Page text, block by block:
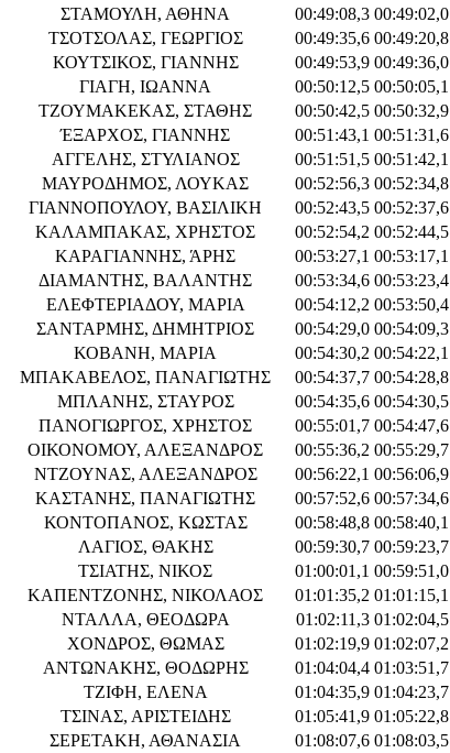
ΣΤΑΜΟΥΛΗ, ΑΘΗΝΑ 00:49:08,3 00:49:02,0
ΤΣΟΤΣΟΛΑΣ, ΓΕΩΡΓΙΟΣ 00:49:35,6 00:49:20,8
ΚΟΥΤΣΙΚΟΣ, ΓΙΑΝΝΗΣ 00:49:53,9 00:49:36,0
ΓΙΑΓΗ, ΙΩΑΝΝΑ 00:50:12,5 00:50:05,1
ΤΖΟΥΜΑΚΕΚΑΣ, ΣΤΑΘΗΣ 00:50:42,5 00:50:32,9
ΈΞΑΡΧΟΣ, ΓΙΑΝΝΗΣ 00:51:43,1 00:51:31,6
ΑΓΓΕΛΗΣ, ΣΤΥΛΙΑΝΟΣ 00:51:51,5 00:51:42,1
ΜΑΥΡΟΔΗΜΟΣ, ΛΟΥΚΑΣ 00:52:56,3 00:52:34,8
ΓΙΑΝΝΟΠΟΥΛΟΥ, ΒΑΣΙΛΙΚΗ 00:52:43,5 00:52:37,6
ΚΑΛΑΜΠΑΚΑΣ, ΧΡΗΣΤΟΣ 00:52:54,2 00:52:44,5
ΚΑΡΑΓΙΑΝΝΗΣ, ΆΡΗΣ 00:53:27,1 00:53:17,1
ΔΙΑΜΑΝΤΗΣ, ΒΑΛΑΝΤΗΣ 00:53:34,6 00:53:23,4
ΕΛΕΦΤΕΡΙΑΔΟΥ, ΜΑΡΙΑ 00:54:12,2 00:53:50,4
ΣΑΝΤΑΡΜΗΣ, ΔΗΜΗΤΡΙΟΣ 00:54:29,0 00:54:09,3
ΚΟΒΑΝΗ, ΜΑΡΙΑ 00:54:30,2 00:54:22,1
ΜΠΑΚΑΒΕΛΟΣ, ΠΑΝΑΓΙΩΤΗΣ 00:54:37,7 00:54:28,8
ΜΠΛΑΝΗΣ, ΣΤΑΥΡΟΣ 00:54:35,6 00:54:30,5
ΠΑΝΟΓΙΩΡΓΟΣ, ΧΡΗΣΤΟΣ 00:55:01,7 00:54:47,6
ΟΙΚΟΝΟΜΟΥ, ΑΛΕΞΑΝΔΡΟΣ 00:55:36,2 00:55:29,7
ΝΤΖΟΥΝΑΣ, ΑΛΕΞΑΝΔΡΟΣ 00:56:22,1 00:56:06,9
ΚΑΣΤΑΝΗΣ, ΠΑΝΑΓΙΩΤΗΣ 00:57:52,6 00:57:34,6
ΚΟΝΤΟΠΑΝΟΣ, ΚΩΣΤΑΣ 00:58:48,8 00:58:40,1
ΛΑΓΙΟΣ, ΘΑΚΗΣ 00:59:30,7 00:59:23,7
ΤΣΙΑΤΗΣ, ΝΙΚΟΣ 01:00:01,1 00:59:51,0
ΚΑΠΕΝΤΖΟΝΗΣ, ΝΙΚΟΛΑΟΣ 01:01:35,2 01:01:15,1
ΝΤΑΛΛΑ, ΘΕΟΔΩΡΑ 01:02:11,3 01:02:04,5
ΧΟΝΔΡΟΣ, ΘΩΜΑΣ 01:02:19,9 01:02:07,2
ΑΝΤΩΝΑΚΗΣ, ΘΟΔΩΡΗΣ 01:04:04,4 01:03:51,7
ΤΖΙΦΗ, ΕΛΕΝΑ 01:04:35,9 01:04:23,7
ΤΣΙΝΑΣ, ΑΡΙΣΤΕΙΔΗΣ 01:05:41,9 01:05:22,8
ΣΕΡΕΤΑΚΗ, ΑΘΑΝΑΣΙΑ 01:08:07,6 01:08:03,5